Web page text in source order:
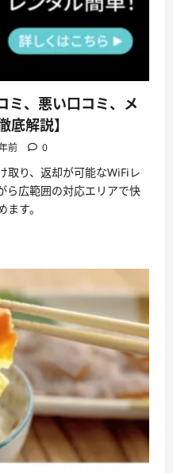
ミ、悪い口コミ、メ
底解説】
前 0
取り、返却が可能なWiFiレ
ら広範囲の対応エリアで快
す。